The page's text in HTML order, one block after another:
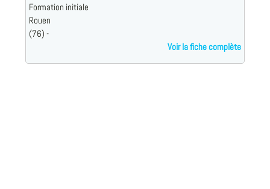
Formation initiale
Rouen
(76) -
Voir la fiche complète